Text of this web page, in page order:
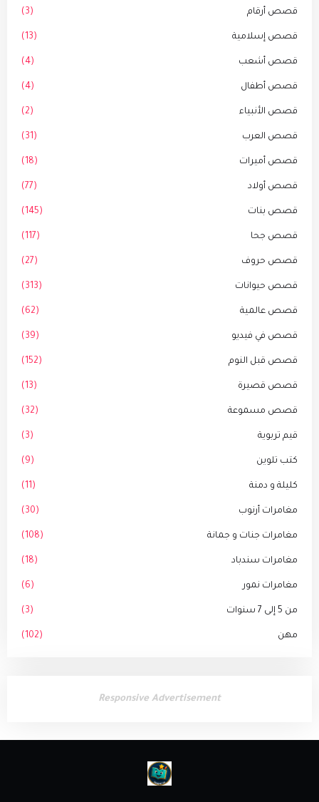
قصص أرقام (3)
قصص إسلامية (13)
قصص أشعب (4)
قصص أطفال (4)
قصص الأنبياء (2)
قصص العرب (31)
قصص أميرات (18)
قصص أولاد (77)
قصص بنات (145)
قصص جحا (117)
قصص حروف (27)
قصص حيوانات (313)
قصص عالمية (62)
قصص في فيديو (39)
قصص قبل النوم (152)
قصص قصيرة (13)
قصص مسموعة (32)
قيم تربوية (3)
كتب تلوين (9)
كليلة و دمنة (11)
مغامرات أرنوب (30)
مغامرات جنات و جمانة (108)
مغامرات سندباد (18)
مغامرات نمور (6)
من 5 إلى 7 سنوات (3)
مهن (102)
Responsive Advertisement